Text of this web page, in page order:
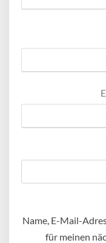
Name, E-Mail-
für meinen